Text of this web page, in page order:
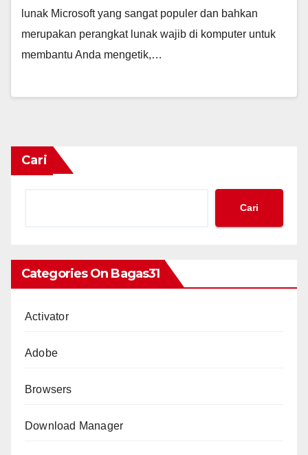
lunak Microsoft yang sangat populer dan bahkan
merupakan perangkat lunak wajib di komputer untuk
membantu Anda mengetik,…
Cari
Cari
Categories On Bagas31
Activator
Adobe
Browsers
Download Manager